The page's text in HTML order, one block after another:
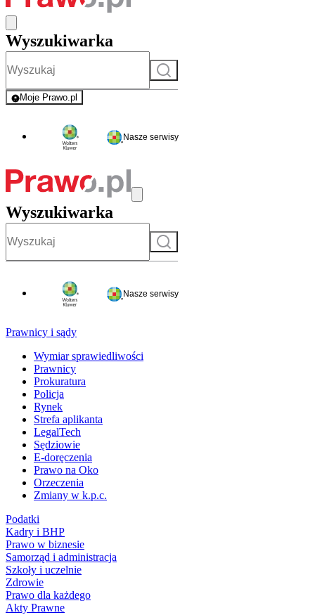
Wyszukiwarka
Szukaj
Moje Prawo.pl
- rejestracja i logowanie do serwisu
Nasze serwisy
Wyszukiwarka
Szukaj
Nasze serwisy
Prawnicy i sądy
Wymiar sprawiedliwości
Prawnicy
Prokuratura
Policja
Rynek
Strefa aplikanta
LegalTech
Sędziowie
E-doręczenia
Prawo na Oko
Orzeczenia
Zmiany w k.p.c.
Podatki
Kadry i BHP
Prawo w biznesie
Samorząd i administracja
Szkoły i uczelnie
Zdrowie
Prawo dla każdego
Akty Prawne